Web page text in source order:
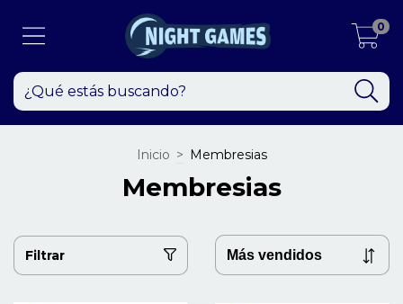
0
Inicio > Membresias
Membresias
Filtrar